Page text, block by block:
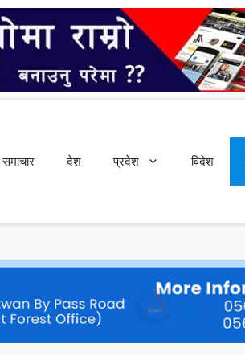
समाचार देश प्रदेश विदेश